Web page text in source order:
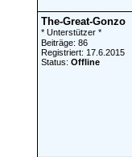
The-Great-Gonzo
* Unterstützer *
Beiträge: 86
Registriert: 17.6.2015
Status: Offline